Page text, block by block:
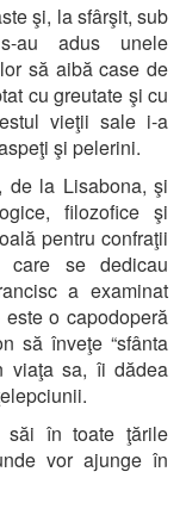
şi, la sfârşit, sub
au adus unele
să aibă case de
cu greutate şi cu
vieţii sale i-a
şi pelerini.
de la Lisabona, şi
filozofice şi
pentru confraţii
se dedicau
a examinat
o capodoperă
să înveţe “sfânta
viaţa sa, îi dădea
săi în toate ţările
vor ajunge în